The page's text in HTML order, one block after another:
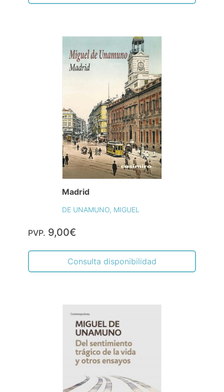
Madrid
DE UNAMUNO, MIGUEL
PVP. 9,00€
Consulta disponibilidad